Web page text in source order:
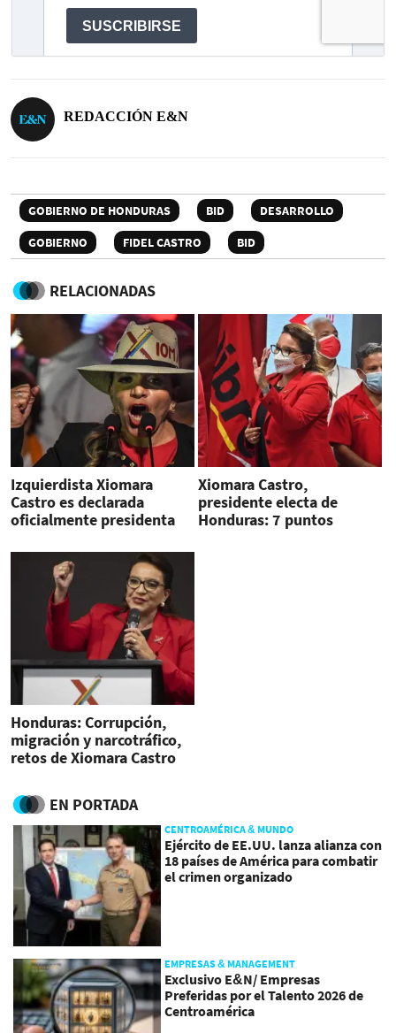
REDACCIÓN E&N
GOBIERNO DE HONDURAS BID
DESARROLLO
GOBIERNO
FIDEL CASTRO BID
RELACIONADAS
Izquierdista Xiomara
Castro es declarada
oficialmente presidenta
Xiomara Castro,
presidente electa de
Honduras: 7 puntos
Honduras: Corrupción,
migración y narcotráfico,
retos de Xiomara Castro
EN PORTADA
CENTROAMÉRICA & MUNDO
Ejército de EE.UU. lanza alianza con
18 países de América para combatir
el crimen organizado
EMPRESAS & MANAGEMENT
Exclusivo E&N/ Empresas
Preferidas por el Talento 2026 de
Centroamérica